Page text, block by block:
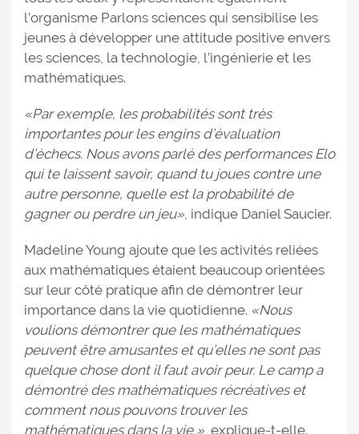
l’organisme Parlons sciences qui sensibilise les
jeunes à développer une attitude positive envers
les sciences, la technologie, l’ingénierie et les
mathématiques.
«Par exemple, les probabilités sont très
importantes pour les engins d’évaluation
d’échecs. Nous avons parlé des performances Elo
qui te laissent savoir, quand tu joues contre une
autre personne, quelle est la probabilité de
gagner ou perdre un jeu», indique Daniel Saucier.
Madeline Young ajoute que les activités reliées
aux mathématiques étaient beaucoup orientées
sur leur côté pratique afin de démontrer leur
importance dans la vie quotidienne. «Nous
voulions démontrer que les mathématiques
peuvent être amusantes et qu’elles ne sont pas
quelque chose dont il faut avoir peur. Le camp a
démontré des mathématiques récréatives et
comment nous pouvons trouver les
mathématiques dans la vie », explique-t-elle.